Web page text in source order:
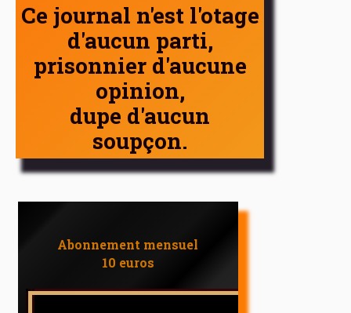
Ce journal n'est l'otage
d'aucun parti,
prisonnier d'aucune
opinion,
dupe d'aucun
soupçon.
Abonnement mensuel
10 euros